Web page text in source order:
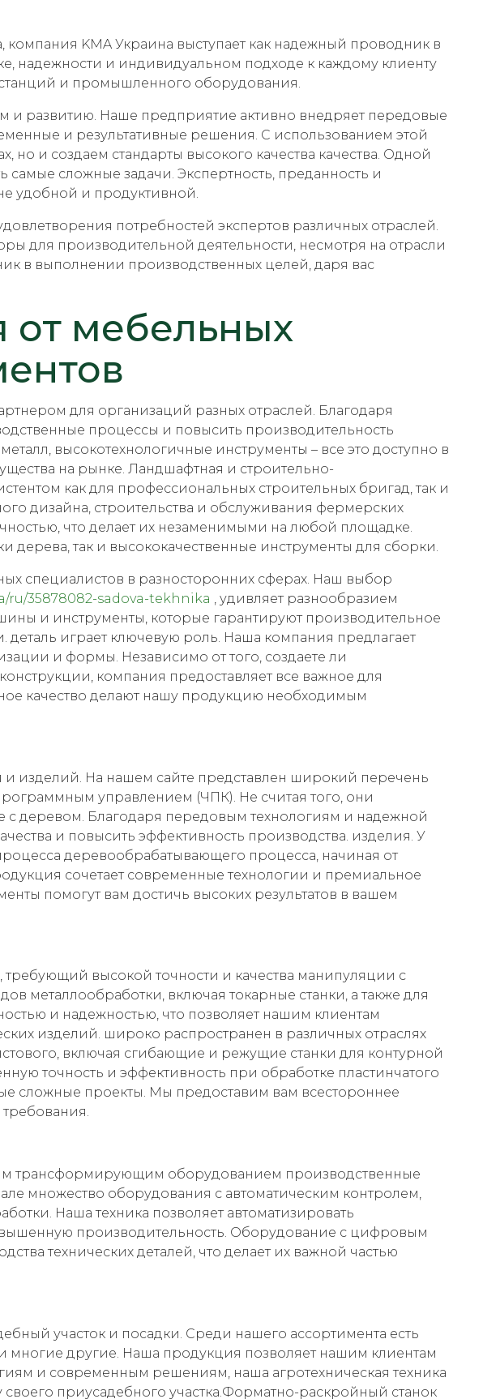
KMA Украина выступает как надежный проводник в
надежности и индивидуальном подходе к каждому клиенту
и промышленного оборудования.
и развитию. Наше предприятие активно внедряет передовые
и результативные решения. С использованием этой
и создаем стандарты высокого качества качества. Одной
самые сложные задачи. Экспертность, преданность и
удобной и продуктивной.
потребностей экспертов различных отраслей.
для производительной деятельности, несмотря на отрасли
в выполнении производственных целей, даря вас
от мебельных
для организаций разных отраслей. Благодаря
процессы и повысить производительность
высокотехнологичные инструменты – все это доступно в
на рынке. Ландшафтная и строительно-
как для профессиональных строительных бригад, так и
дизайна, строительства и обслуживания фермерских
что делает их незаменимыми на любой площадке.
дерева, так и высококачественные инструменты для сборки.
специалистов в разносторонних сферах. Наш выбор
ru/35878082-sadova-tekhnika , удивляет разнообразием
и инструменты, которые гарантируют производительное
играет ключевую роль. Наша компания предлагает
и формы. Независимо от того, создаете ли
компания предоставляет все важное для
качество делают нашу продукцию необходимым
изделий. На нашем сайте представлен широкий перечень
управлением (ЧПК). Не считая того, они
с деревом. Благодаря передовым технологиям и надежной
и повысить эффективность производства. изделия. У
деревообрабатывающего процесса, начиная от
сочетает современные технологии и премиальное
помогут вам достичь высоких результатов в вашем
высокой точности и качества манипуляции с
металлообработки, включая токарные станки, а также для
и надежностью, что позволяет нашим клиентам
изделий. широко распространен в различных отраслях
включая сгибающие и режущие станки для контурной
точность и эффективность при обработке пластинчатого
сложные проекты. Мы предоставим вам всестороннее
трансформирующим оборудованием производственные
множество оборудования с автоматическим контролем,
Наша техника позволяет автоматизировать
производительность. Оборудование с цифровым
технических деталей, что делает их важной частью
участок и посадки. Среди нашего ассортимента есть
другие. Наша продукция позволяет нашим клиентам
и современным решениям, наша агротехническая техника
приусадебного участка.Форматно-раскройный станок